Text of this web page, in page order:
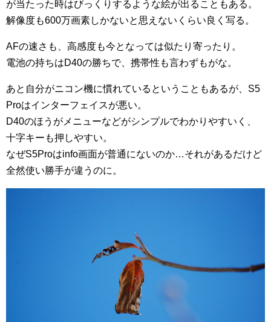
が当たった時はびっくりするような絵が出ることもある。
解像度も600万画素しかないと思えないくらい良く写る。
AFの速さも、高感度も今となっては似たり寄ったり。
電池の持ちはD40の勝ちで、携帯性も言わずもがな。
あと自分がニコン機に慣れているということもあるが、S5
Proはインターフェイスが悪い。
D40のほうがメニューなどがシンプルでわかりやすいく、
十字キーも押しやすい。
なぜS5Proはinfo画面が普通にないのか…それがあるだけど
全然使い勝手が違うのに。